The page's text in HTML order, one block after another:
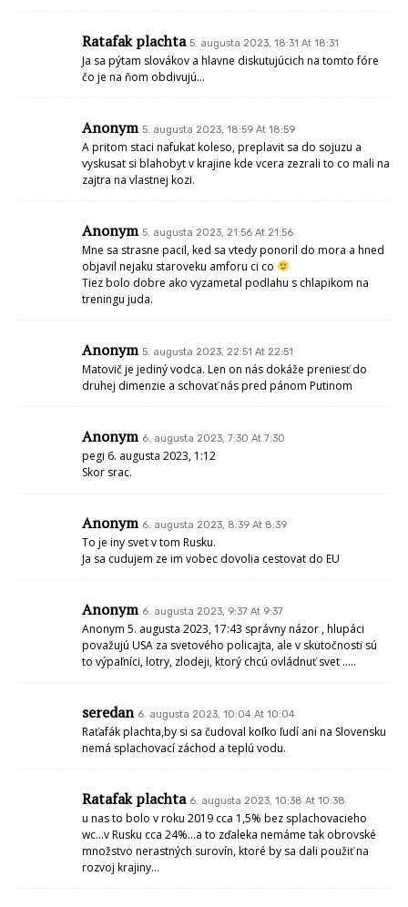
Ratafak plachta 5. augusta 2023, 18:31 At 18:31
Ja sa pýtam slovákov a hlavne diskutujúcich na tomto fóre
čo je na ňom obdivujú…
Anonym 5. augusta 2023, 18:59 At 18:59
A pritom staci nafukat koleso, preplavit sa do sojuzu a
vyskusat si blahobyt v krajine kde vcera zezrali to co mali na
zajtra na vlastnej kozi.
Anonym 5. augusta 2023, 21:56 At 21:56
Mne sa strasne pacil, ked sa vtedy ponoril do mora a hned
objavil nejaku staroveku amforu ci co
Tiez bolo dobre ako vyzametal podlahu s chlapikom na
treningu juda.
Anonym 5. augusta 2023, 22:51 At 22:51
Matovič je jediný vodca. Len on nás dokáže preniesť do
druhej dimenzie a schovať nás pred pánom Putinom
Anonym 6. augusta 2023, 7:30 At 7:30
pegi 6. augusta 2023, 1:12
Skor srac.
Anonym 6. augusta 2023, 8:39 At 8:39
To je iny svet v tom Rusku.
Ja sa cudujem ze im vobec dovolia cestovat do EU
Anonym 6. augusta 2023, 9:37 At 9:37
Anonym 5. augusta 2023, 17:43 správny názor , hlupáci
považujú USA za svetového policajta, ale v skutočnosti sú
to výpaľníci, lotry, zlodeji, ktorý chcú ovládnuť svet …..
seredan 6. augusta 2023, 10:04 At 10:04
Raťafák plachta,by si sa čudoval koľko ľudí ani na Slovensku
nemá splachovací záchod a teplú vodu.
Ratafak plachta 6. augusta 2023, 10:38 At 10:38
u nas to bolo v roku 2019 cca 1,5% bez splachovacieho
wc…v Rusku cca 24%…a to zďaleka nemáme tak obrovské
množstvo nerastných surovín, ktoré by sa dali použiť na
rozvoj krajiny…